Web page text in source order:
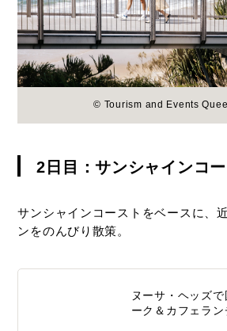
© Tourism and Events
2日目：サンシャインコ
サンシャインコーストをベースに、
ンをのんびり散策。
ヌーサ・ヘッズ
ーク＆カフェラン